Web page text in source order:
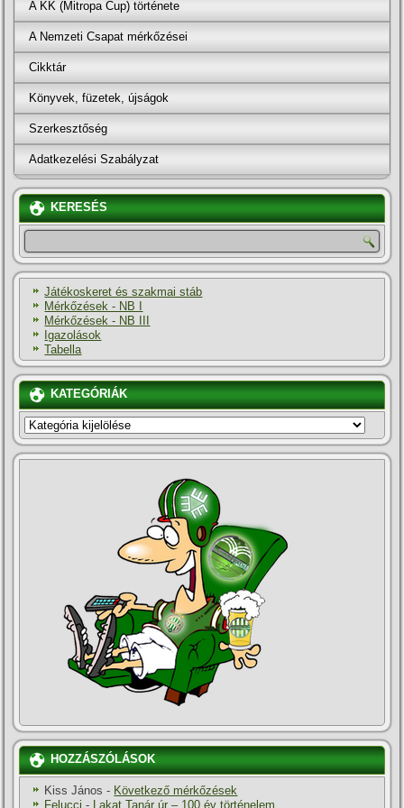
A KK (Mitropa Cup) története
A Nemzeti Csapat mérkőzései
Cikktár
Könyvek, füzetek, újságok
Szerkesztőség
Adatkezelési Szabályzat
KERESÉS
Játékoskeret és szakmai stáb
Mérkőzések - NB I
Mérkőzések - NB III
Igazolások
Tabella
KATEGÓRIÁK
KATEGÓRIÁK
HOZZÁSZÓLÁSOK
Kiss János - Következő mérkőzések
Felucci - Lakat Tanár úr – 100 év történelem